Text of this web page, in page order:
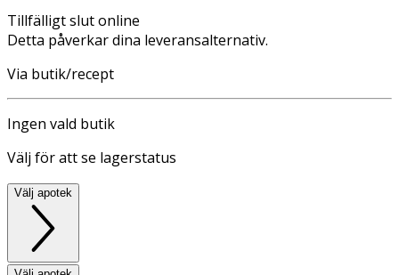
Tillfälligt slut online
Detta påverkar dina leveransalternativ.
Via butik/recept
Ingen vald butik
Välj för att se lagerstatus
Välj apotek